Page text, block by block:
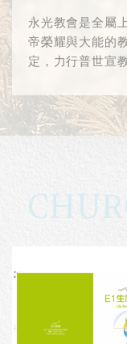
永光教會是全屬
帝榮耀與大能的
定，力行普世宣